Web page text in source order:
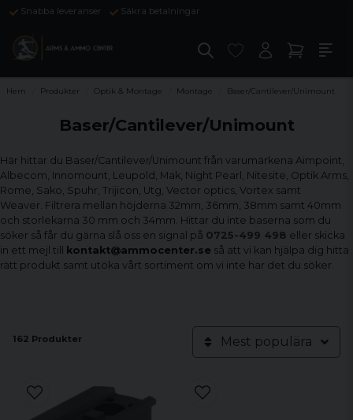
Snabba leveranser Säkra betalningar
Hem Produkter Optik & Montage Montage Baser/Cantilever/Unimount
Baser/Cantilever/Unimount
Här hittar du Baser/Cantilever/Unimount från varumärkena Aimpoint,
Albecom, Innomount, Leupold, Mak, Night Pearl, Nitesite, Optik Arms,
Rome, Sako, Spuhr, Trijicon, Utg, Vector optics, Vortex samt
Weaver. Filtrera mellan höjderna 32mm, 36mm, 38mm samt 40mm
och storlekarna 30 mm och 34mm. Hittar du inte baserna som du
söker så får du gärna slå oss en signal på 0725-499 498 eller skicka
in ett mejl till
kontakt@ammocenter.se så att vi kan hjälpa dig hitta
rätt produkt samt utöka vårt sortiment om vi inte har det du söker.
162 Produkter Mest populära